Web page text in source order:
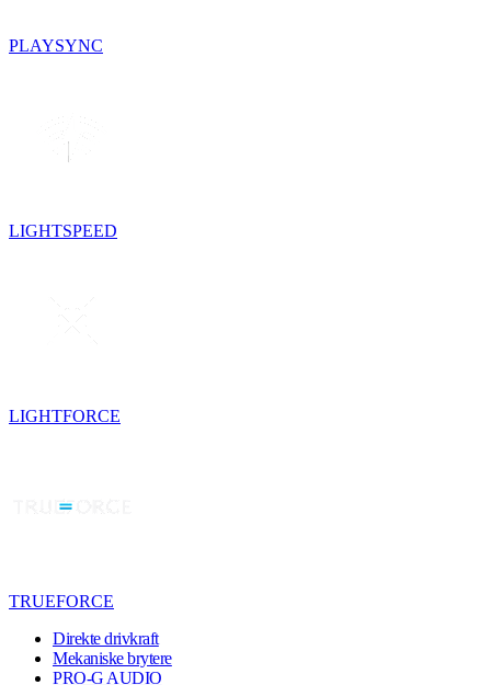
PLAYSYNC
LIGHTSPEED
LIGHTFORCE
TRUEFORCE
Direkte drivkraft
Mekaniske brytere
PRO-G AUDIO